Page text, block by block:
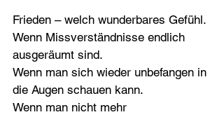
Frieden – welch wunderbares Gefühl.
Wenn Missverständnisse endlich
ausgeräumt sind.
Wenn man sich wieder unbefangen in
die Augen schauen kann.
Wenn man nicht mehr